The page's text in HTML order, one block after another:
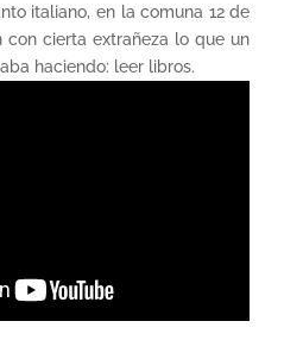
italiano, en la comuna 12 de
con cierta extrañeza lo que un
haciendo: leer libros.